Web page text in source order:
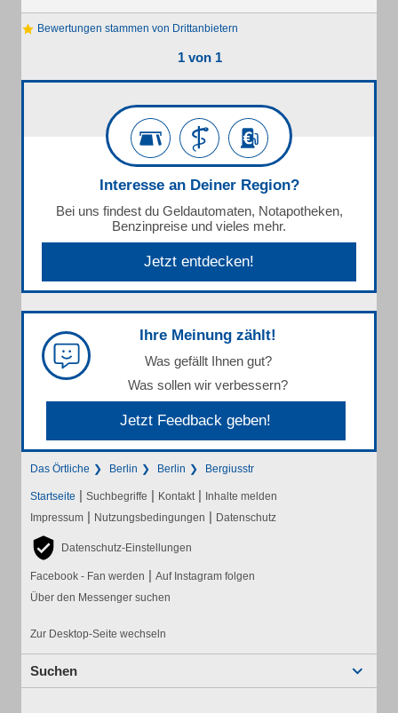
Bewertungen stammen von Drittanbietern
1 von 1
Interesse an Deiner Region?
Bei uns findest du Geldautomaten, Notapotheken,
Benzinpreise und vieles mehr.
Jetzt entdecken!
Ihre Meinung zählt!
Was gefällt Ihnen gut?
Was sollen wir verbessern?
Jetzt Feedback geben!
Das Örtliche Berlin Berlin Bergiusstr
Startseite | Suchbegriffe | Kontakt | Inhalte melden
Impressum | Nutzungsbedingungen | Datenschutz
Datenschutz-Einstellungen
Facebook - Fan werden | Auf Instagram folgen
Über den Messenger suchen
Zur Desktop-Seite wechseln
Suchen